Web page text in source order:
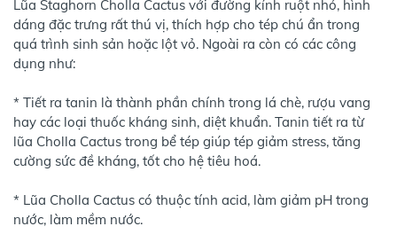
Lũa Staghorn Cholla Cactus với đường kính ruột nhỏ, hình
dáng đặc trưng rất thú vị, thích hợp cho tép chú ẩn trong
quá trình sinh sản hoặc lột vỏ. Ngoài ra còn có các công
dụng như:
* Tiết ra tanin là thành phần chính trong lá chè, rượu vang
hay các loại thuốc kháng sinh, diệt khuẩn. Tanin tiết ra từ
lũa Cholla Cactus trong bể tép giúp tép giảm stress, tăng
cường sức đề kháng, tốt cho hệ tiêu hoá.
* Lũa Cholla Cactus có thuộc tính acid, làm giảm pH trong
nước, làm mềm nước.